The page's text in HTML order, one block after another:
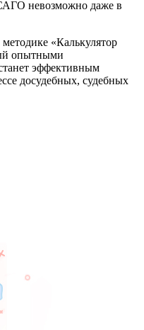
невозможно даже в
«Калькулятор
опытными
эффективным
досудебных, судебных